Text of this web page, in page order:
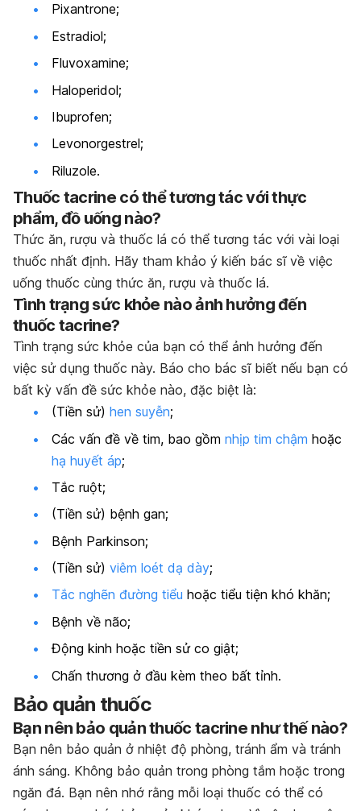
Pixantrone;
Estradiol;
Fluvoxamine;
Haloperidol;
Ibuprofen;
Levonorgestrel;
Riluzole.
Thuốc tacrine có thể tương tác với thực
phẩm, đồ uống nào?
Thức ăn, rượu và thuốc lá có thể tương tác với vài loại
thuốc nhất định. Hãy tham khảo ý kiến bác sĩ về việc
uống thuốc cùng thức ăn, rượu và thuốc lá.
Tình trạng sức khỏe nào ảnh hưởng đến
thuốc tacrine?
Tình trạng sức khỏe của bạn có thể ảnh hưởng đến
việc sử dụng thuốc này. Báo cho bác sĩ biết nếu bạn có
bất kỳ vấn đề sức khỏe nào, đặc biệt là:
(Tiền sử) hen suyễn;
Các vấn đề về tim, bao gồm nhịp tim chậm hoặc
hạ huyết áp;
Tắc ruột;
(Tiền sử) bệnh gan;
Bệnh Parkinson;
(Tiền sử) viêm loét dạ dày;
Tắc nghẽn đường tiểu hoặc tiểu tiện khó khăn;
Bệnh về não;
Động kinh hoặc tiền sử co giật;
Chấn thương ở đầu kèm theo bất tỉnh.
Bảo quản thuốc
Bạn nên bảo quản thuốc tacrine như thế nào?
Bạn nên bảo quản ở nhiệt độ phòng, tránh ẩm và tránh
ánh sáng. Không bảo quản trong phòng tắm hoặc trong
ngăn đá. Bạn nên nhớ rằng mỗi loại thuốc có thể có